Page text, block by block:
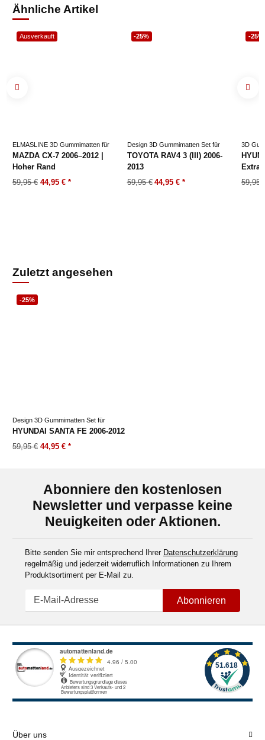
Ähnliche Artikel
Ausverkauft
ELMASLINE 3D Gummimatten für
MAZDA CX-7 2006–2012 |
Hoher Rand
59,95 € 44,95 € *
-25%
Design 3D Gummimatten Set für
TOYOTA RAV4 3 (III) 2006-
2013
59,95 € 44,95 € *
-25%
3D
Extra
59,95
Zuletzt angesehen
-25%
Design 3D Gummimatten Set für
HYUNDAI SANTA FE 2006-2012
59,95 € 44,95 € *
Abonniere den kostenlosen
Newsletter und verpasse keine
Neuigkeiten oder Aktionen.
Bitte senden Sie mir entsprechend Ihrer Datenschutzerklärung
regelmäßig und jederzeit widerruflich Informationen zu Ihrem
Produktsortiment per E-Mail zu.
Abonnieren
Über uns